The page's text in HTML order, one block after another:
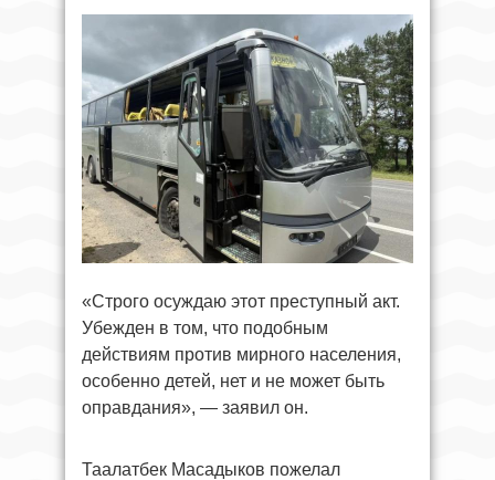
«Строго осуждаю этот преступный акт.
Убежден в том, что подобным
действиям против мирного населения,
особенно детей, нет и не может быть
оправдания», — заявил он.
Таалатбек Масадыков пожелал